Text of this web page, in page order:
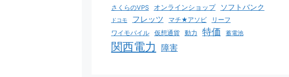
さくらのVPS オンラインショップ ソフトバンク
ドコモ フレッツ マチ★アソビ
リーフ
ワイモバイル
仮想通貨 動力 特価 蓄電池
関西電力 障害